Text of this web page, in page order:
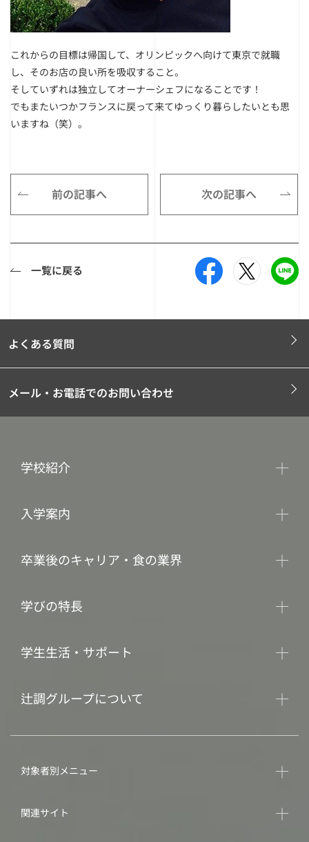
これからの目標は帰国して、オリンピックへ向けて東京で就職
し、そのお店の良い所を吸収すること。
そしていずれは独立してオーナーシェフになることです！
でもまたいつかフランスに戻って来てゆっくり暮らしたいとも思
いますね（笑）。
前の記事へ 次の記事へ
一覧に戻る
よくある質問
メール・お電話でのお問い合わせ
学校紹介
入学案内
卒業後のキャリア・食の業界
学びの特長
学生生活・サポート
辻調グループについて
対象者別メニュー
関連サイト